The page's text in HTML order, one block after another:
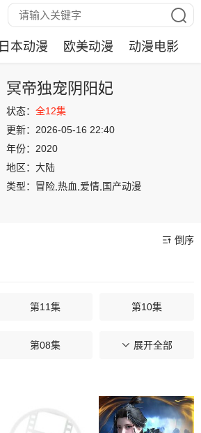
日本动漫 欧美动漫 动漫电影
冥帝独宠阴阳妃
状态： 全12集
更新： 2026-05-16 22:40
年份： 2020
地区： 大陆
类型： 冒险,热血,爱情,国产动漫
倒序
第11集 第10集
第08集 第07集
第01集
展开全部